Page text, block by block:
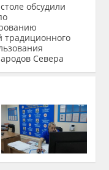
обсудили
традиционного
Севера